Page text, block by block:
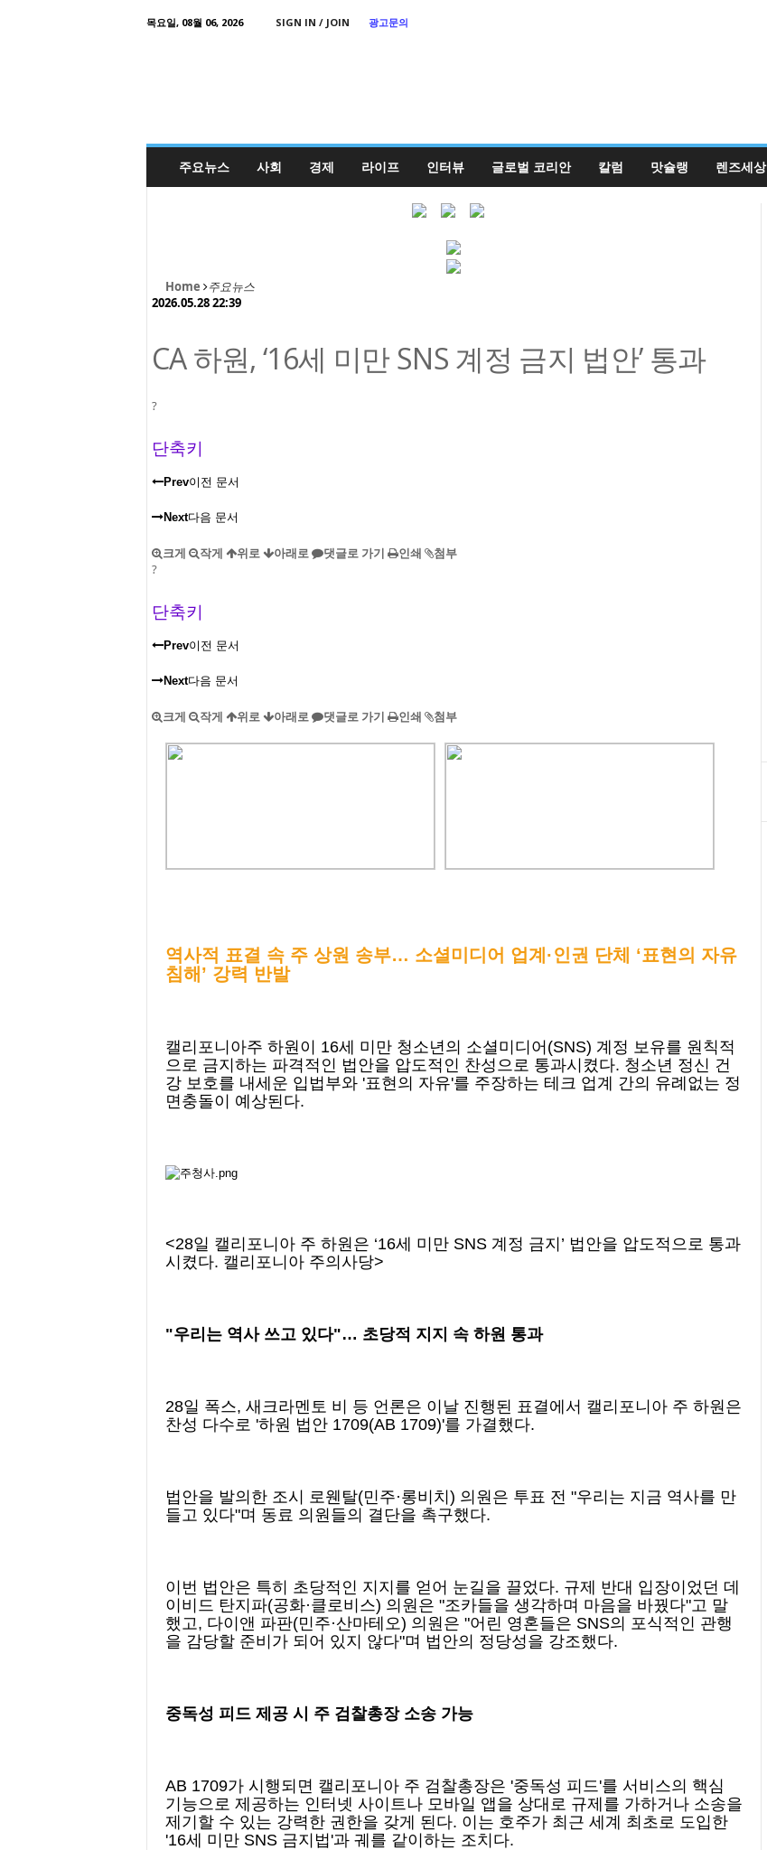
목요일, 08월 06, 2026 SIGN IN / JOIN
광고문의
주요뉴스 사회 경제 라이프 인터뷰 글로벌 코리안 칼럼 맛슐랭 렌즈세상
Home 주요뉴스
2026.05.28 22:39
CA 하원, ‘16세 미만 SNS 계정 금지 법안’ 통과
?
단축키
Prev이전 문서
Next다음 문서
크게 작게 위로 아래로 댓글로 가기 인쇄
첨부
?
단축키
Prev이전 문서
Next다음 문서
크게 작게 위로 아래로 댓글로 가기 인쇄 첨부
역사적 표결 속 주 상원 송부… 소셜미디어 업계·인권 단체 ‘표현의 자유
침해’ 강력 반발
캘리포니아주 하원이 16세 미만 청소년의 소셜미디어(SNS) 계정 보유를 원칙적
으로 금지하는 파격적인 법안을 압도적인 찬성으로 통과시켰다. 청소년 정신 건
강 보호를 내세운 입법부와 '표현의 자유'를 주장하는 테크 업계 간의 유례없는 정
면충돌이 예상된다.
<28일 캘리포니아 주 하원은 ‘16세 미만 SNS 계정 금지’ 법안을 압도적으로 통과
시켰다. 캘리포니아 주의사당>
"우리는 역사 쓰고 있다"… 초당적 지지 속 하원 통과
28일 폭스, 새크라멘토 비 등 언론은 이날 진행된 표결에서 캘리포니아 주 하원은
찬성 다수로 '하원 법안 1709(AB 1709)'를 가결했다.
법안을 발의한 조시 로웬탈(민주·롱비치) 의원은 투표 전 "우리는 지금 역사를 만
들고 있다"며 동료 의원들의 결단을 촉구했다.
이번 법안은 특히 초당적인 지지를 얻어 눈길을 끌었다. 규제 반대 입장이었던 데
이비드 탄지파(공화·클로비스) 의원은 "조카들을 생각하며 마음을 바꿨다"고 말
했고, 다이앤 파판(민주·산마테오) 의원은 "어린 영혼들은 SNS의 포식적인 관행
을 감당할 준비가 되어 있지 않다"며 법안의 정당성을 강조했다.
중독성 피드 제공 시 주 검찰총장 소송 가능
AB 1709가 시행되면 캘리포니아 주 검찰총장은 '중독성 피드'를 서비스의 핵심
기능으로 제공하는 인터넷 사이트나 모바일 앱을 상대로 규제를 가하거나 소송을
제기할 수 있는 강력한 권한을 갖게 된다. 이는 호주가 최근 세계 최초로 도입한
'16세 미만 SNS 금지법'과 궤를 같이하는 조치다.